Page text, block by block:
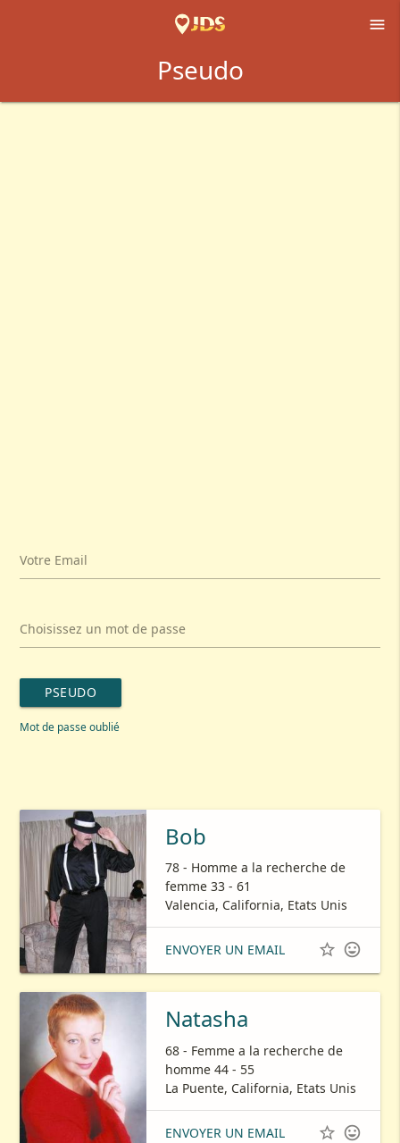

Pseudo
Votre Email
Choisissez un mot de passe
PSEUDO
Mot de passe oublié
Bob
78 - Homme a la recherche de
femme 33 - 61
Valencia, California, Etats Unis
ENVOYER UN EMAIL  
Natasha
68 - Femme a la recherche de
homme 44 - 55
La Puente, California, Etats Unis
ENVOYER UN EMAIL  